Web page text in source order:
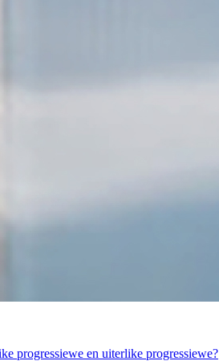
progressiewe en uiterlike progressiewe?